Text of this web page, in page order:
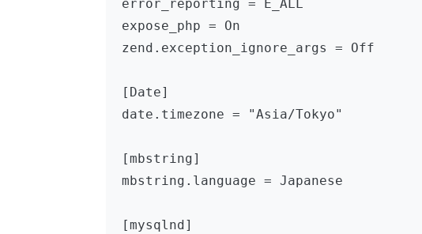
error_reporting = E_ALL
expose_php = On
zend.exception_ignore_args = Off
[Date]
date.timezone = "Asia/Tokyo"
[mbstring]
mbstring.language = Japanese
[mysqlnd]